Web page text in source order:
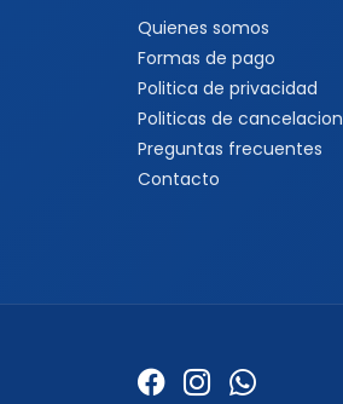
Quienes somos
Formas de pago
Politica de privacidad
Politicas de cancelacion
Preguntas frecuentes
Contacto